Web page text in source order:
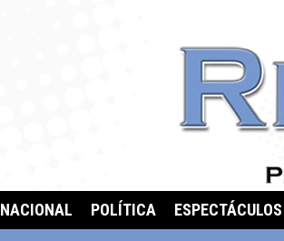
NACIONAL POLÍTICA ESPECTÁCULOS